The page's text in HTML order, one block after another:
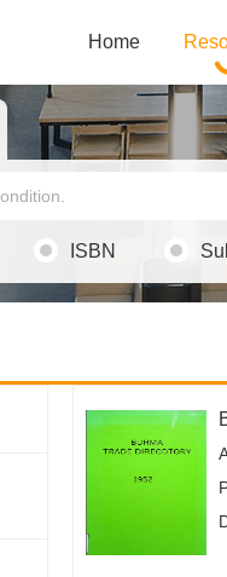
Home
ISBN